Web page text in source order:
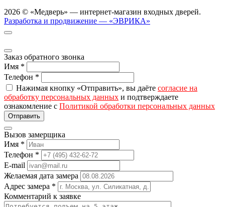
2026 © «Медверь» — интернет-магазин входных дверей.
Разработка и продвижение — «ЭВРИКА»
Заказ обратного звонка
Имя *
Телефон *
Нажимая кнопку «Отправить», вы даёте согласие на
обработку персональных данных и подтверждаете
ознакомление с Политикой обработки персональных данных
Вызов замерщика
Имя *
Телефон *
E-mail
Желаемая дата замера
Адрес замера *
Комментарий к заявке